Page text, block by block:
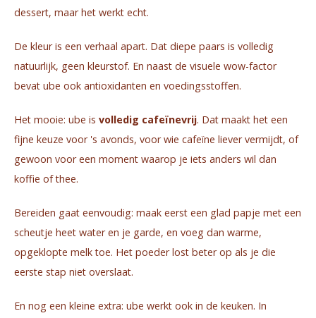
dessert, maar het werkt echt.
De kleur is een verhaal apart. Dat diepe paars is volledig
natuurlijk, geen kleurstof. En naast de visuele wow-factor
bevat ube ook antioxidanten en voedingsstoffen.
Het mooie: ube is volledig cafeïnevrij. Dat maakt het een
fijne keuze voor 's avonds, voor wie cafeïne liever vermijdt, of
gewoon voor een moment waarop je iets anders wil dan
koffie of thee.
Bereiden gaat eenvoudig: maak eerst een glad papje met een
scheutje heet water en je garde, en voeg dan warme,
opgeklopte melk toe. Het poeder lost beter op als je die
eerste stap niet overslaat.
En nog een kleine extra: ube werkt ook in de keuken. In